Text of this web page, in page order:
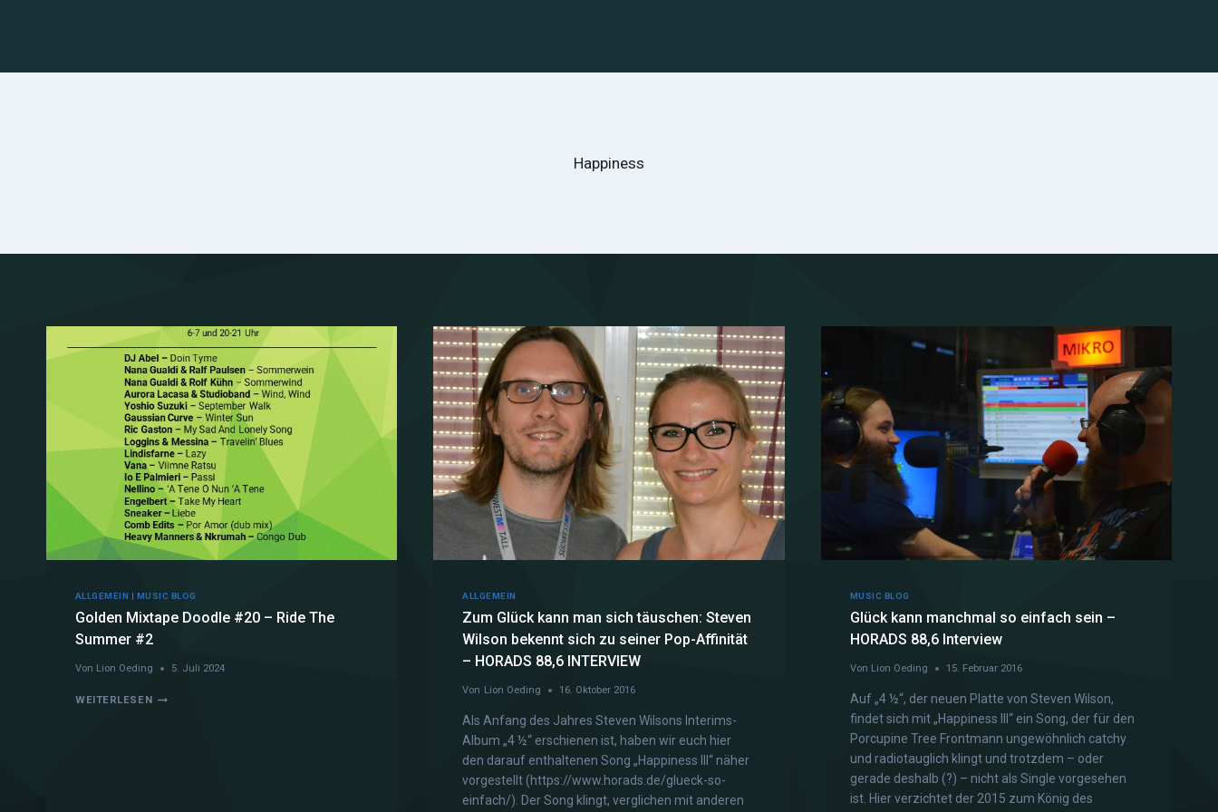
Happiness
ALLGEMEIN | MUSIC BLOG
Golden Mixtape Doodle #20 – Ride The
Summer #2
Von Lion Oeding 5. Juli 2024
WEITERLESEN
ALLGEMEIN
Zum Glück kann man sich täuschen: Steven
Wilson bekennt sich zu seiner Pop-Affinität
– HORADS 88,6 INTERVIEW
Von Lion Oeding 16. Oktober 2016
Als Anfang des Jahres Steven Wilsons Interims-
Album „4 ½“ erschienen ist, haben wir euch hier
den darauf enthaltenen Song „Happiness III“ näher
vorgestellt (https://www.horads.de/glueck-so-
einfach/). Der Song klingt, verglichen mit anderen
MUSIC BLOG
Glück kann manchmal so einfach sein –
HORADS 88,6 Interview
Von Lion Oeding 15. Februar 2016
Auf „4 ½“, der neuen Platte von Steven Wilson,
findet sich mit „Happiness III“ ein Song, der für den
Porcupine Tree Frontmann ungewöhnlich catchy
und radiotauglich klingt und trotzdem – oder
gerade deshalb (?) – nicht als Single vorgesehen
ist. Hier verzichtet der 2015 zum König des